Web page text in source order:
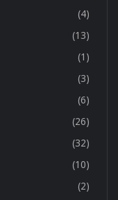
(4)
(13)
(1)
(3)
(6)
(26)
(32)
(10)
(2)